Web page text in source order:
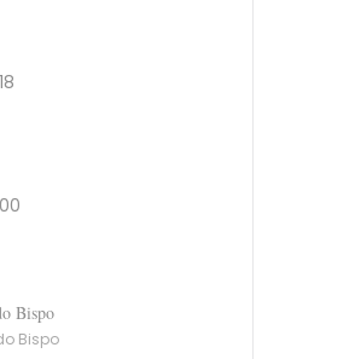
Bispo
Bispo